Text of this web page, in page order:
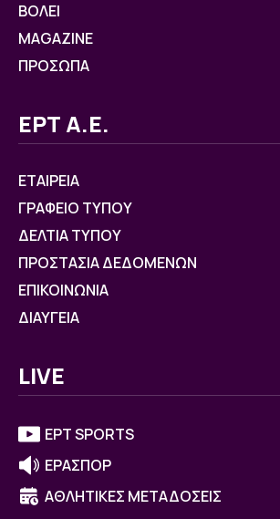
ΒOΛΕΙ
MAGAZINE
ΠΡΟΣΩΠΑ
ΕΡΤ Α.Ε.
ΕΤΑΙΡΕΙΑ
ΓΡΑΦΕΙΟ ΤΥΠΟΥ
ΔΕΛΤΙΑ ΤΥΠΟΥ
ΠΡΟΣΤΑΣΙΑ ΔΕΔΟΜΕΝΩΝ
ΕΠΙΚΟΙΝΩΝΙΑ
ΔΙΑΥΓΕΙΑ
LIVE
ΕΡΤ SPORTS
ΕΡΑΣΠΟΡ
ΑΘΛΗΤΙΚΕΣ ΜΕΤΑΔΟΣΕΙΣ